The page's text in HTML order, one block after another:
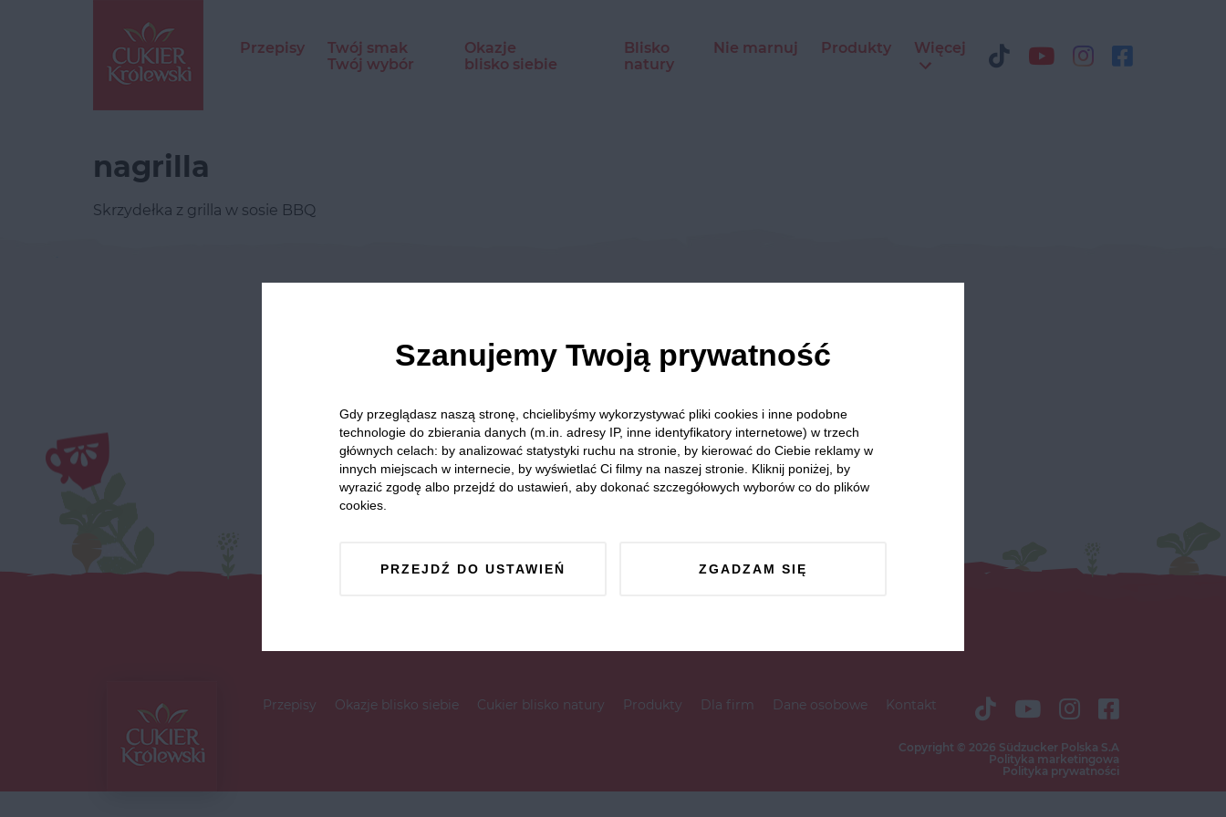
Przepisy
Twój smak
Twój wybór
Okazje
blisko siebie
Blisko
natury
Nie marnuj Produkty Więcej
nagrilla
Skrzydełka z grilla w sosie BBQ
Przepisy Okazje blisko siebie Cukier blisko natury Produkty Dla firm Dane osobowe Kontakt
Copyright © 2026 Südzucker Polska S.A
Polityka marketingowa
Polityka prywatności
Szanujemy Twoją prywatność
Gdy przeglądasz naszą stronę, chcielibyśmy wykorzystywać pliki cookies i inne podobne
technologie do zbierania danych (m.in. adresy IP, inne identyfikatory internetowe) w trzech
głównych celach: by analizować statystyki ruchu na stronie, by kierować do Ciebie reklamy w
innych miejscach w internecie, by wyświetlać Ci filmy na naszej stronie. Kliknij poniżej, by
wyrazić zgodę albo przejdź do ustawień, aby dokonać szczegółowych wyborów co do plików
cookies.
PRZEJDŹ DO USTAWIEŃ ZGADZAM SIĘ